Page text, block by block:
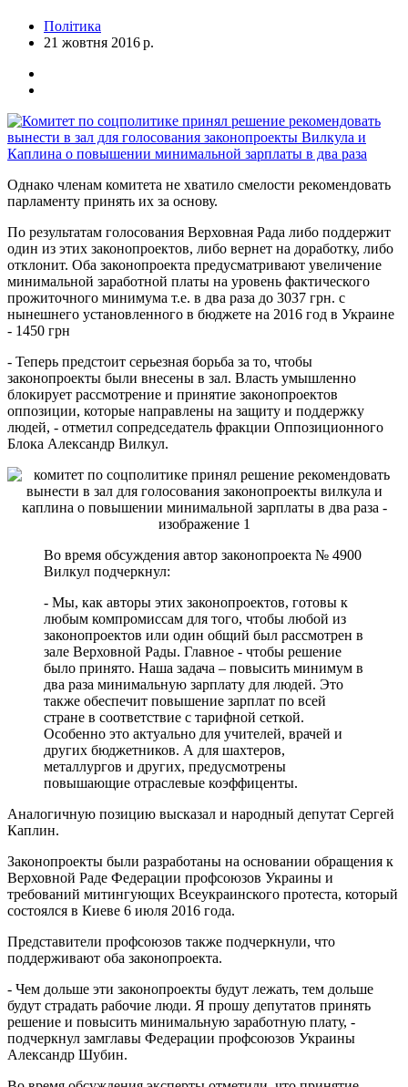
Політика
21 жовтня 2016 р.
Однако членам комитета не хватило смелости рекомендовать
парламенту принять их за основу.
По результатам голосования Верховная Рада либо поддержит
один из этих законопроектов, либо вернет на доработку, либо
отклонит. Оба законопроекта предусматривают увеличение
минимальной заработной платы на уровень фактического
прожиточного минимума т.е. в два раза до 3037 грн. с
нынешнего установленного в бюджете на 2016 год в Украине
- 1450 грн
- Теперь предстоит серьезная борьба за то, чтобы
законопроекты были внесены в зал. Власть умышленно
блокирует рассмотрение и принятие законопроектов
оппозиции, которые направлены на защиту и поддержку
людей, - отметил сопредседатель фракции Оппозиционного
Блока Александр Вилкул.
Во время обсуждения автор законопроекта № 4900
Вилкул подчеркнул:
- Мы, как авторы этих законопроектов, готовы к
любым компромиссам для того, чтобы любой из
законопроектов или один общий был рассмотрен в
зале Верховной Рады. Главное - чтобы решение
было принято. Наша задача – повысить минимум в
два раза минимальную зарплату для людей. Это
также обеспечит повышение зарплат по всей
стране в соответствие с тарифной сеткой.
Особенно это актуально для учителей, врачей и
других бюджетников. А для шахтеров,
металлургов и других, предусмотрены
повышающие отраслевые коэффиценты.
Аналогичную позицию высказал и народный депутат Сергей
Каплин.
Законопроекты были разработаны на основании обращения к
Верховной Раде Федерации профсоюзов Украины и
требований митингующих Всеукраинского протеста, который
состоялся в Киеве 6 июля 2016 года.
Представители профсоюзов также подчеркнули, что
поддерживают оба законопроекта.
- Чем дольше эти законопроекты будут лежать, тем дольше
будут страдать рабочие люди. Я прошу депутатов принять
решение и повысить минимальную заработную плату, -
подчеркнул замглавы Федерации профсоюзов Украины
Александр Шубин.